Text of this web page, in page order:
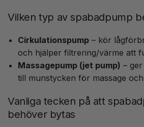
Vilken typ av spabadpump
Cirkulationspump – kör
och hjälper filtrering/värme att
Massagepump (jet pump) –
till munstycken för massage
Vanliga tecken på att
behöver bytas